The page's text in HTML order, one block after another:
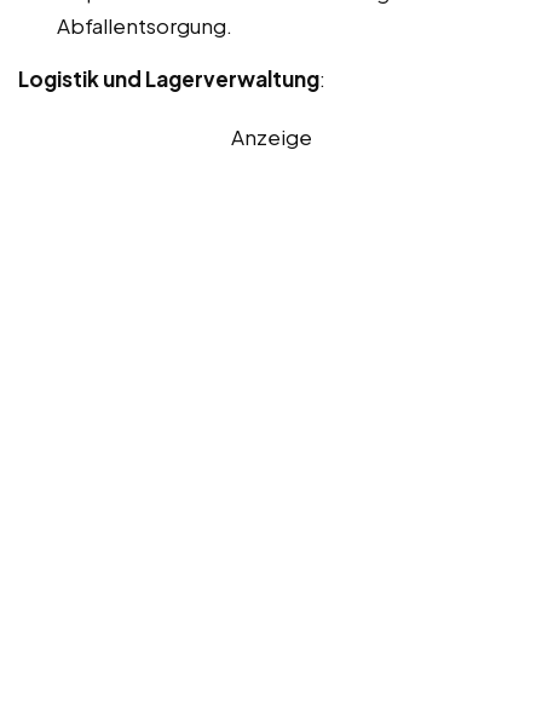
Abfallentsorgung.
Logistik und Lagerverwaltung:
Anzeige